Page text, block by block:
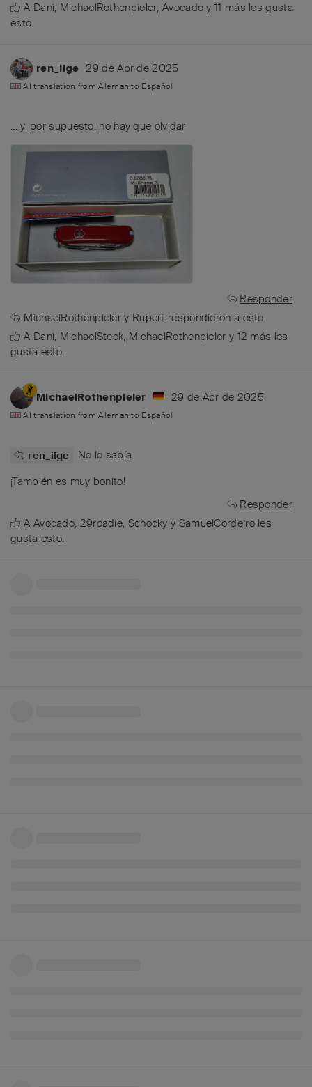
A Dani, MichaelRothenpieler,Avocado y11 más les gusta
esto.
ren_ilge 29 de Abr de 2025
AI translation fromAlemán to Español
... y, por supuesto, no hay que olvidar
Responder
MichaelRothenpieler y Rupert respondieron a esto
A Dani, MichaelSteck, MichaelRothenpieler y 12 más les
gusta esto.
MichaelRothenpieler 29 de Abr de 2025
AI translation fromAlemán to Español
ren_ilge
No lo sabía
¡También es muy bonito!
Responder
A Avocado, 29roadie, Schocky y SamuelCordeiroles
gusta esto.